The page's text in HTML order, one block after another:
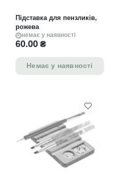
немає у наявності
Підставка для пензликів,
рожева
60.00₴
Немає у наявності